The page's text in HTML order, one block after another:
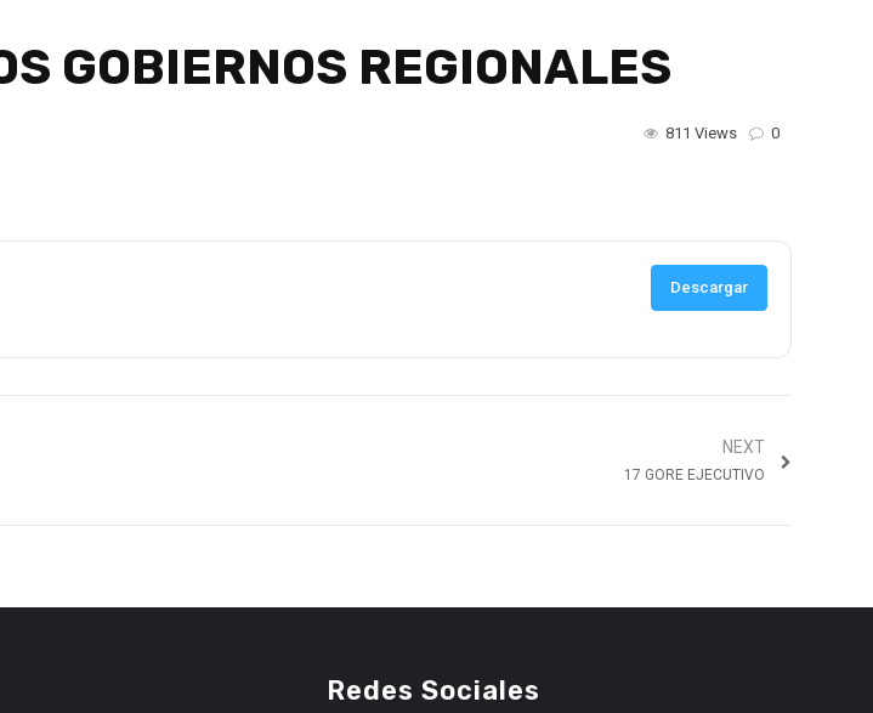
GOBIERNOS REGIONALES
0
811 Views
Descargar
NEXT
17 GORE EJECUTIVO
Redes Sociales